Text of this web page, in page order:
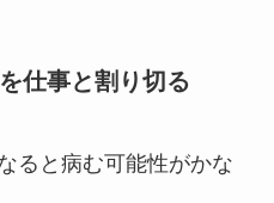
仕事と割り切る
ると病む可能性がかな